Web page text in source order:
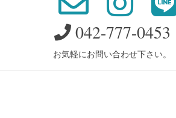
042-777-0453
お気軽にお問い合わせ下さい。